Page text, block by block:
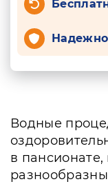
Водные
в